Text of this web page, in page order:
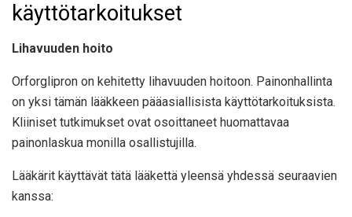
käyttötarkoitukset
Lihavuuden hoito
Orforglipron on kehitetty lihavuuden hoitoon. Painonhallinta
on yksi tämän lääkkeen pääasiallisista käyttötarkoituksista.
Kliiniset tutkimukset ovat osoittaneet huomattavaa
painonlaskua monilla osallistujilla.
Lääkärit käyttävät tätä lääkettä yleensä yhdessä seuraavien
kanssa: